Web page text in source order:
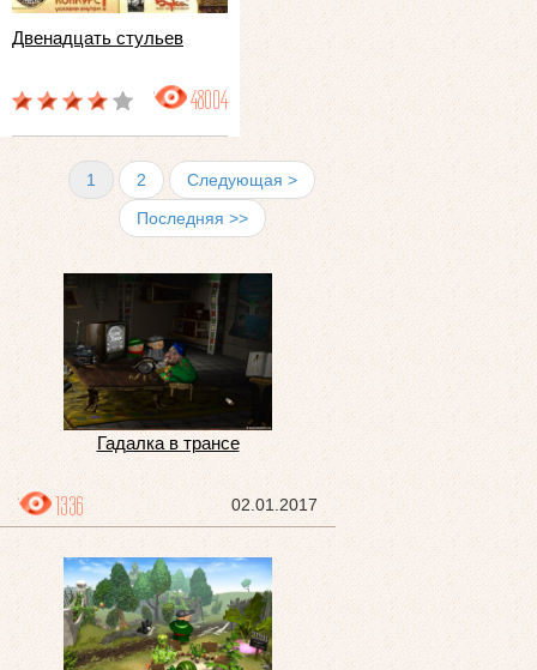
Двенадцать стульев
48004
1 2
Следующая >
Последняя >>
Гадалка в трансе
02.01.2017
1336